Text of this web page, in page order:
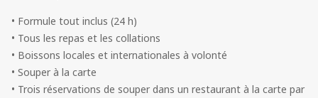
• Formule tout inclus (24 h)
• Tous les repas et les collations
• Boissons locales et internationales à volonté
• Souper à la carte
• Trois réservations de souper dans un restaurant à la carte par